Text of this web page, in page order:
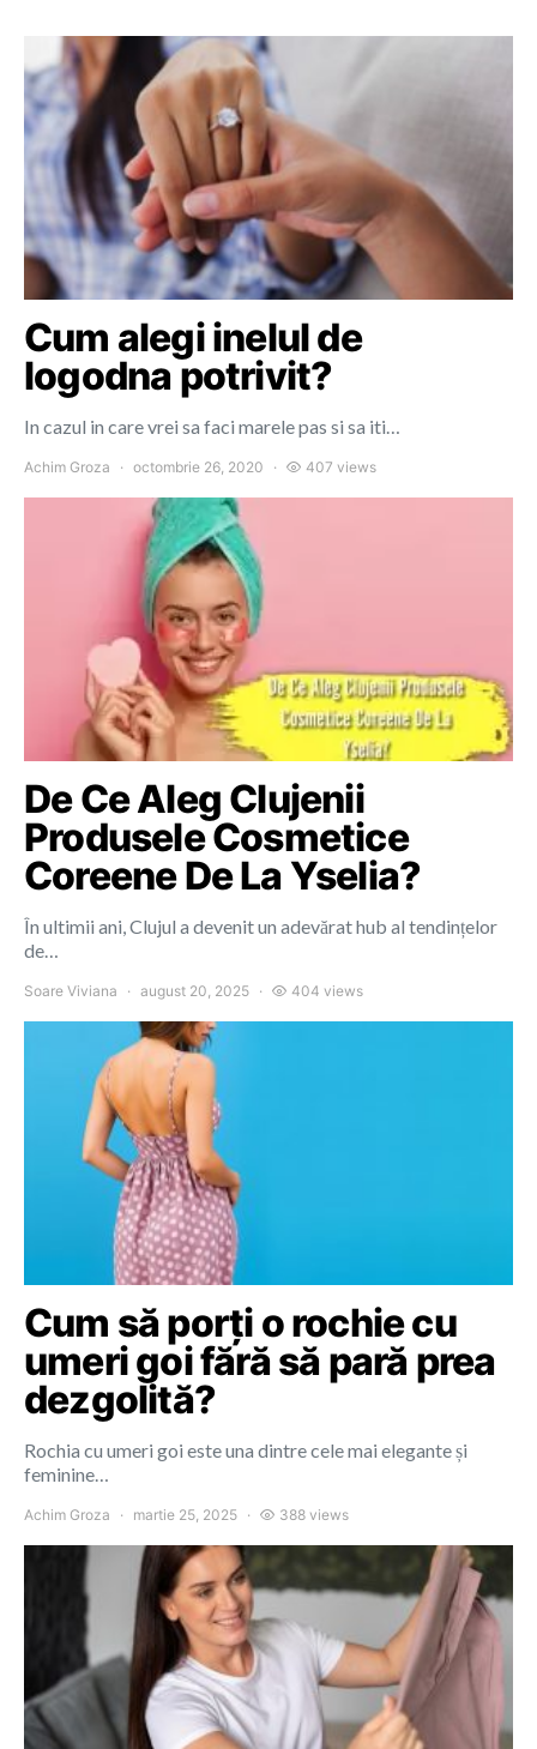
Cum alegi inelul de
logodna potrivit?
In cazul in care vrei sa faci marele pas si sa iti…
Achim Groza octombrie 26, 2020 407 views
De Ce Aleg Clujenii
Produsele Cosmetice
Coreene De La Yselia?
În ultimii ani, Clujul a devenit un adevărat hub al tendințelor
de…
Soare Viviana august 20, 2025 404 views
Cum să porți o rochie cu
umeri goi fără să pară prea
dezgolită?
Rochia cu umeri goi este una dintre cele mai elegante și
feminine…
Achim Groza martie 25, 2025 388 views